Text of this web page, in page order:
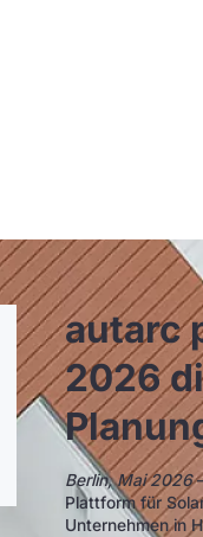
autarc
2026
Berlin, Mai 2026
Plattform für
Unternehmen in